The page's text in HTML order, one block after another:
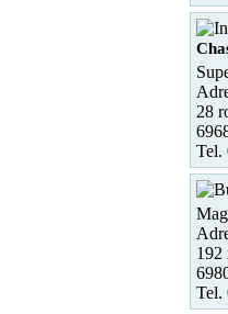
28
Tel.
192
Tel.